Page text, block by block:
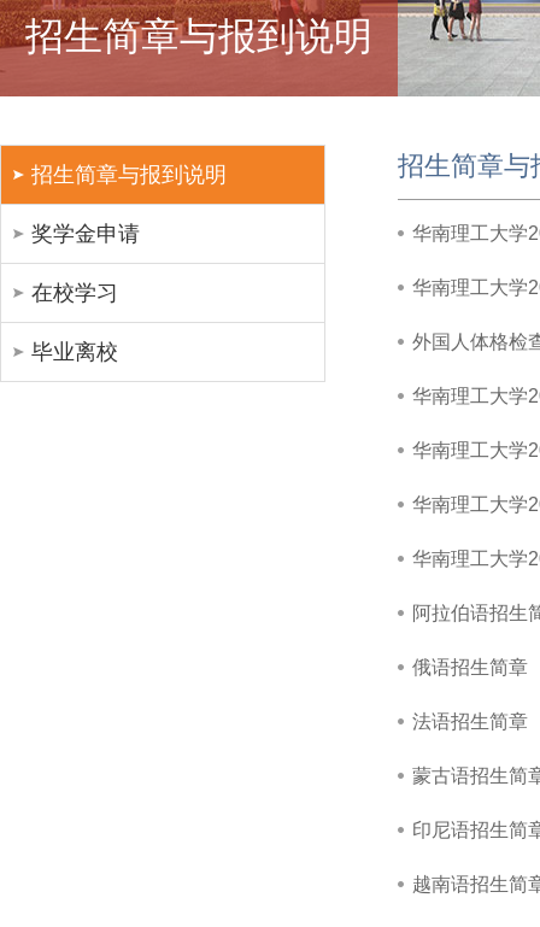
招生简章与报到说明
招生简章与报到说明
奖学金申请
在校学习
毕业离校
招生简章与
华南理工大学
华南理工大学
外国人体格检
华南理工大学
华南理工大学
华南理工大学
华南理工大学
阿拉伯语招生
俄语招生简章
法语招生简章
蒙古语招生简
印尼语招生简
越南语招生简